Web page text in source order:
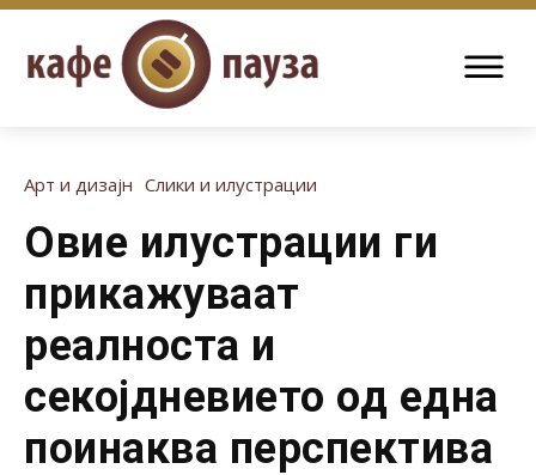
Арт и дизајн Слики и илустрации
Овие илустрации ги
прикажуваат
реалноста и
секојдневието од една
поинаква перспектива